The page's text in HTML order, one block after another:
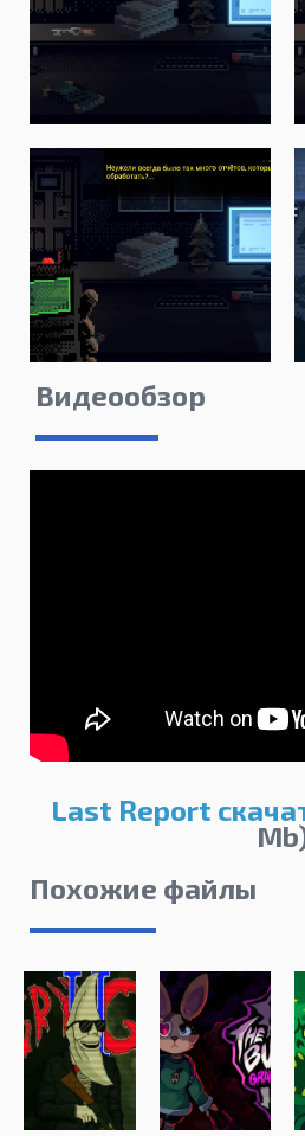
Видеообзор
Last Report
Похожие файлы